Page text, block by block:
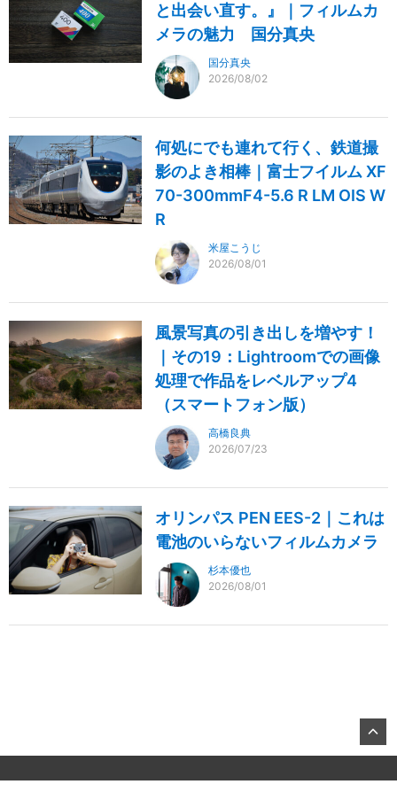
と出会い直す。』｜フィルムカ
メラの魅力 国分真央
国分真央
2026/08/02
何処にでも連れて行く、鉄道撮
影のよき相棒｜富士フイルム XF
70-300mmF4-5.6 R LM OIS W
R
米屋こうじ
2026/08/01
風景写真の引き出しを増やす！
｜その19：Lightroomでの画像
処理で作品をレベルアップ4
（スマートフォン版）
高橋良典
2026/07/23
オリンパス PEN EES-2｜これは
電池のいらないフィルムカメラ
杉本優也
2026/08/01